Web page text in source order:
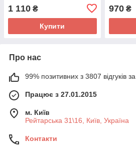
1 110 ₴
Купити
970₴
Про нас
99% позитивних з 3807 відгуків за
Працює з 27.01.2015
м. Київ
Рейтарська 31\16, Київ, Україна
Контакти